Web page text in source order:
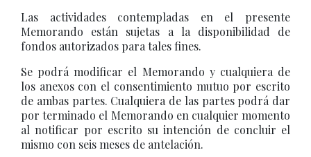
Las actividades contempladas en el presente
Memorando están sujetas a la disponibilidad de
fondos autorizados para tales fines.
Se podrá modificar el Memorando y cualquiera de
los anexos con el consentimiento mutuo por escrito
de ambas partes. Cualquiera de las partes podrá dar
por terminado el Memorando en cualquier momento
al notificar por escrito su intención de concluir el
mismo con seis meses de antelación.